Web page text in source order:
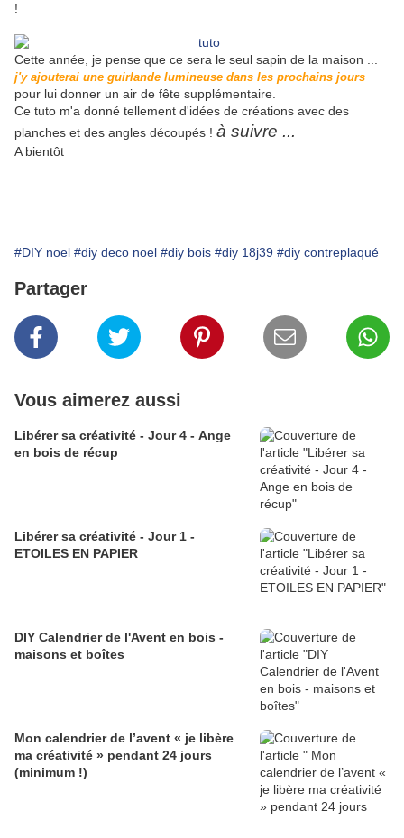
!
Cette année, je pense que ce sera le seul sapin de la maison ...
j'y ajouterai une guirlande lumineuse dans les prochains jours
pour lui donner un air de fête supplémentaire.
Ce tuto m'a donné tellement d'idées de créations avec des
planches et des angles découpés ! à suivre ...
A bientôt
#DIY noel #diy deco noel #diy bois #diy 18j39 #diy contreplaqué
Partager
Vous aimerez aussi
Libérer sa créativité - Jour 4 - Ange
en bois de récup
Libérer sa créativité - Jour 1 -
ETOILES EN PAPIER
DIY Calendrier de l'Avent en bois -
maisons et boîtes
Mon calendrier de l’avent « je libère
ma créativité » pendant 24 jours
(minimum !)